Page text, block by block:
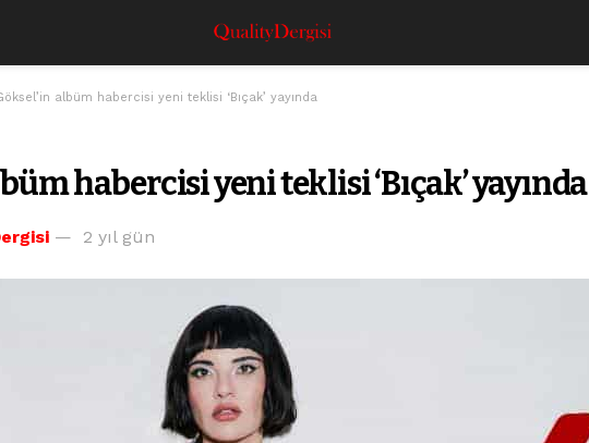
albüm habercisi yeni teklisi ‘Bıçak’ yayında
habercisi yeni teklisi ‘Bıçak’ yayında
2 yıl gün